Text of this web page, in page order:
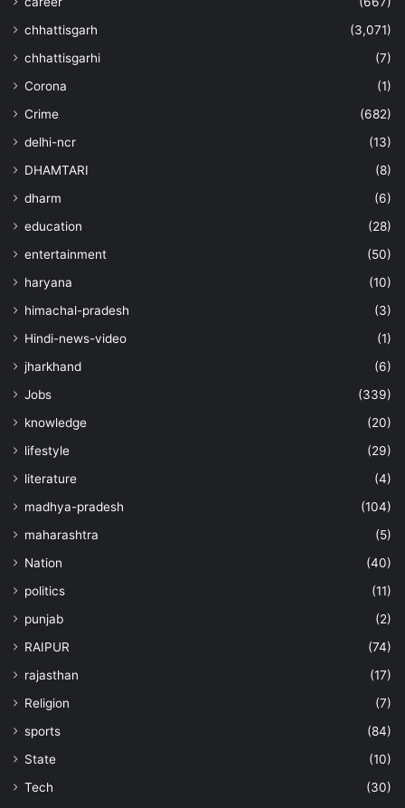
chhattisgarh
(3,071)
chhattisgarhi
(7)
Corona
(1)
Crime
(682)
delhi-ncr
(13)
DHAMTARI
(8)
dharm
(6)
education
(28)
entertainment
(50)
haryana
(10)
himachal-pradesh
(3)
Hindi-news-video
(1)
jharkhand
(6)
Jobs
(339)
knowledge
(20)
lifestyle
(29)
literature
(4)
madhya-pradesh
(104)
maharashtra
(5)
Nation
(40)
politics
(11)
punjab
(2)
RAIPUR
(74)
rajasthan
(17)
Religion
(7)
sports
(84)
State
(10)
Tech
(30)